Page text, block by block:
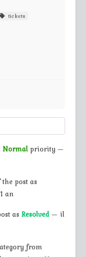
tickets
Normal priority —
post as
an
as Resolved — il
from